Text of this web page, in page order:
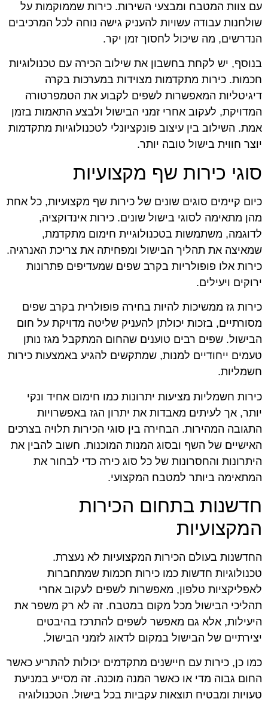
עם צוות המטבח ומבצעי השירות. כירות שממוקמות על
שולחנות עבודה עשויות להעניק גישה נוחה לכל המרכיבים
הנדרשים, מה שיכול לחסוך זמן יקר.
בנוסף, יש לקחת בחשבון את שילוב הכירה עם טכנולוגיות
חכמות. כירות מתקדמות מצוידות במערכות בקרה
דיגיטליות המאפשרות לשפים לקבוע את הטמפרטורה
המדויקת, לעקוב אחרי זמני הבישול ולבצע התאמות בזמן
אמת. השילוב בין עיצוב פונקציונלי לטכנולוגיות מתקדמות
יוצר חווית בישול טובה יותר.
סוגי כירות שף מקצועיות
כיום קיימים סוגים שונים של כירות שף מקצועיות, כל אחת
מהן מתאימה לסוגי בישול שונים. כירות אינדוקציה,
לדוגמה, משתמשות בטכנולוגיית חימום מתקדמת,
שמאיצה את תהליך הבישול ומפחיתה את צריכת האנרגיה.
כירות אלו פופולריות בקרב שפים שמעדיפים פתרונות
ירוקים ויעילים.
כירות גז ממשיכות להיות בחירה פופולרית בקרב שפים
מסורתיים, בזכות יכולתן להעניק שליטה מדויקת על חום
הבישול. שפים רבים טוענים שהחום המתקבל מגז נותן
טעמים ייחודיים למנות, שמתקשים להגיע באמצעות כירות
חשמליות.
כירות חשמליות מציעות יתרונות כמו חימום אחיד ונקי
יותר, אך לעיתים מאבדות את יתרון הגז באפשרויות
התגובה המהירות. הבחירה בין סוגי הכירות תלויה בצרכים
האישיים של השף ובסוג המנות המוכנות. חשוב להבין את
היתרונות והחסרונות של כל סוג כירה כדי לבחור את
המתאימה ביותר למטבח המקצועי.
חדשנות בתחום הכירות
המקצועיות
החדשנות בעולם הכירות המקצועיות לא נעצרת.
טכנולוגיות חדשות כמו כירות חכמות שמתחברות
לאפליקציות טלפון, מאפשרות לשפים לעקוב אחרי
תהליכי הבישול מכל מקום במטבח. זה לא רק משפר את
היעילות, אלא גם מאפשר לשפים להתרכז בהיבטים
יצירתיים של הבישול במקום לדאוג לזמני הבישול.
כמו כן, כירות עם חיישנים מתקדמים יכולות להתריע כאשר
החום גבוה מדי או כאשר המנה מוכנה. זה מסייע במניעת
טעויות ומבטיח תוצאות עקביות בכל בישול. הטכנולוגיה